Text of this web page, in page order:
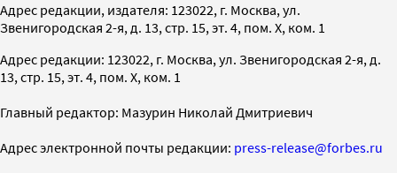
Адрес редакции, издателя: 123022, г. Москва, ул.
Звенигородская 2-я, д. 13, стр. 15, эт. 4, пом. X, ком. 1
Адрес редакции: 123022, г. Москва, ул. Звенигородская 2-я, д.
13, стр. 15, эт. 4, пом. X, ком. 1
Главный редактор: Мазурин Николай Дмитриевич
Адрес электронной почты редакции: press-release@forbes.ru